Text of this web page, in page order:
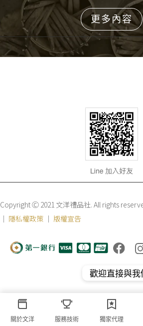
更多內容
Copyright Ⓒ 2021 文洋禮品社. All rights
｜ 隱私權政策 ｜ 版權宣告
關於文洋 服務技術 獨家代理
歡迎直接與我